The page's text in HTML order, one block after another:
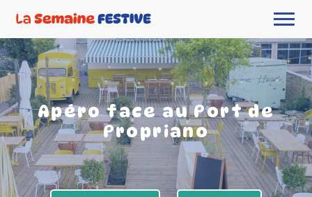
Apéro face au Port de
Propriano